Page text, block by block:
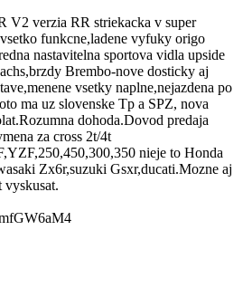
V2 verzia RR striekacka v super
funkcne,ladene vyfuky origo
nastavitelna sportova vidla upside
Brembo-nove dosticky aj
vsetky naplne,nejazdena po
ma uz slovenske Tp a SPZ, nova
dohoda.Dovod predaja
za cross 2t/4t
nieje to Honda
Zx6r,suzuki Gsxr,ducati.Mozne aj
vyskusat.